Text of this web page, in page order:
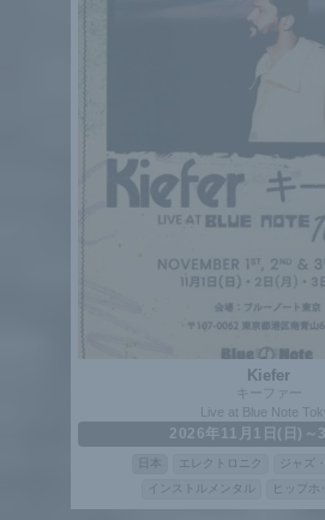
Kiefer
キーファー
Live at Blue Note
2026年11月1日(日)～
エレクトロニク
ジャズ
インストルメンタル
ヒップホ